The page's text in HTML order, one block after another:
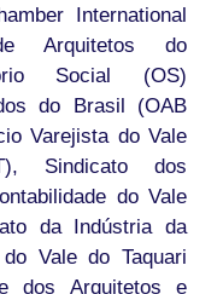
International
Arquitetos do
Social (OS)
do Brasil (OAB
Varejista do Vale
Sindicato dos
do Vale
da Indústria da
Vale do Taquari
dos Arquitetos e